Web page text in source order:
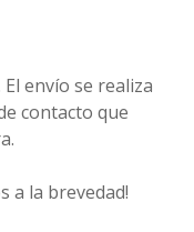
envío se realiza
contacto que
a la brevedad!